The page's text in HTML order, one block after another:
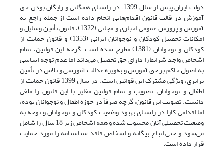
دولت ایران پیش از سال 1399، در راستای همگانی و رایگان بودن حق
آموزش در قالب قانون اقدام‌هایی ‌انجام داده است از جمله راجع‌ به
آموزش و پرورش عمومی اجباری و مجانی (1322)، قانون تأمین وسایل و
امکانات تحصیل کودکان و نوجوانان ایرانی (1353) و قانون حمایت از
کودکان و نوجوانان (1381) مطرح شده است. گرچه این قوانین، تمام
اشخاص واجد شرایط را دارای حق تحصیل می‌داند اما عدم توجه اساسی
به اصول حاکم بر حق آموزش و به‌ویژه عدالت آموزشی و تلاش در تأمین
برابری، ویژگی مشترک این قوانین است. در سال 1399 قانون حمایت از
اطفال و نوجوانان، تصویب و تمام قوانین مغایر با این قانون را ملغی
دانست. تصویب این قانون، گرچه صرفاً در حوزه‌ اطفال و نوجوانان بوده،
اما اقدامی کارا در راستای بهبود وضعیت کودکان و نوجوانان و توجه به
وضعیت تحصیلی آنان محسوب شده و همه‌ اشخاص زیر 18 سال را شامل
می‌شود و حتی اتباع بیگانه و اشخاص فاقد شناسنامه را مورد حمایت
قرار داده است.